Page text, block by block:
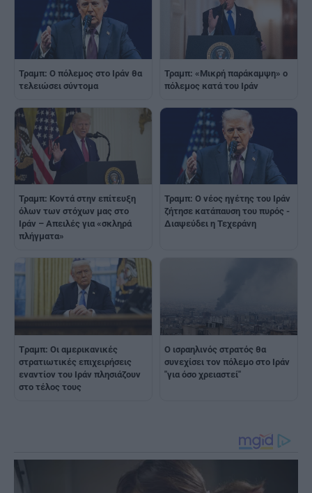
Τραμπ: Ο πόλεμος στο Ιράν θα
τελειώσει σύντομα
Τραμπ: «Μικρή παράκαμψη» ο
πόλεμος κατά του Ιράν
Τραμπ: Κοντά στην επίτευξη
όλων των στόχων μας στο
Ιράν – Απειλές για «σκληρά
πλήγματα»
Τραμπ: Ο νέος ηγέτης του Ιράν
ζήτησε κατάπαυση του πυρός -
Διαψεύδει η Τεχεράνη
Tραμπ: Οι αμερικανικές
στρατιωτικές επιχειρήσεις
εναντίον του Ιράν πλησιάζουν
στο τέλος τους
Ο ισραηλινός στρατός θα
συνεχίσει τον πόλεμο στο Ιράν
"για όσο χρειαστεί"